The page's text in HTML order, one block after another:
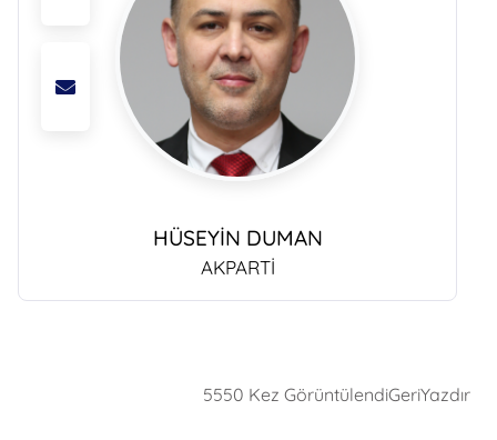
HÜSEYİN DUMAN
AKPARTİ
5550 Kez GörüntülendiGeriYazdır